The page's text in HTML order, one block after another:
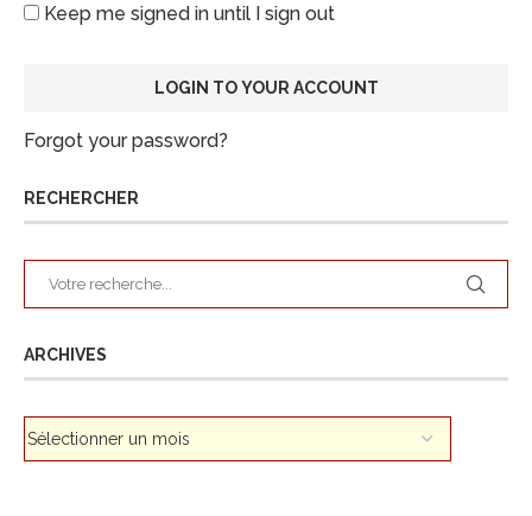
Keep me signed in until I sign out
Forgot your password?
RECHERCHER
ARCHIVES